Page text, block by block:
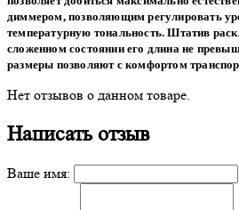
диммером, позволяющим регулировать
температурную тональность. Штатив
сложенном состоянии его длина не
размеры позволяют с комфортом
Нет отзывов о данном товаре.
Написать отзыв
Ваше имя: